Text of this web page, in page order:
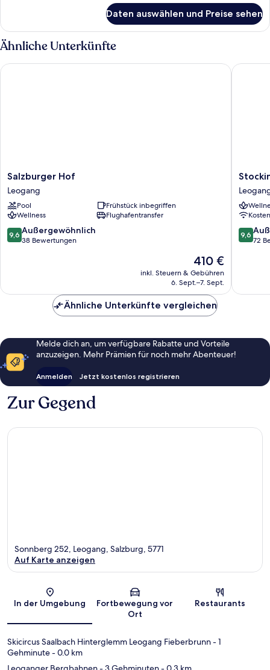
anzeigen
Terrasse
(near
to
heaven
-
Daten auswählen und Preise sehen
Ähnliche Unterkünfte
Salzburger
Hof
Leogang
Salzburger Hof
Leogang
Pool
Frühstück inbegriffen
Wellness
Flughafentransfer
9.6
von
9,6 Außergewöhnlich
38 Bewertungen
Der
Preis
beträgt
410 €
inkl. Steuern & Gebühren
6. Sept.–7. Sept.
Salzburger Hof
by
AvenidA
Hotel
&
9.6
von
9,6
72
Ähnliche Unterkünfte vergleichen
Melde dich an, um verfügbare Rabatte und Vorteile
anzuzeigen. Mehr Prämien für noch mehr Abenteuer!
Anmelden Jetzt kostenlos registrieren
Zur Gegend
Karte
Sonnberg 252, Leogang, Salzburg, 5771
Auf Karte anzeigen
In der Umgebung
Fortbewegung vor
Ort
Restaurants
Skicircus Saalbach Hinterglemm Leogang Fieberbrunn- 1
Gehminute- 0.0 km